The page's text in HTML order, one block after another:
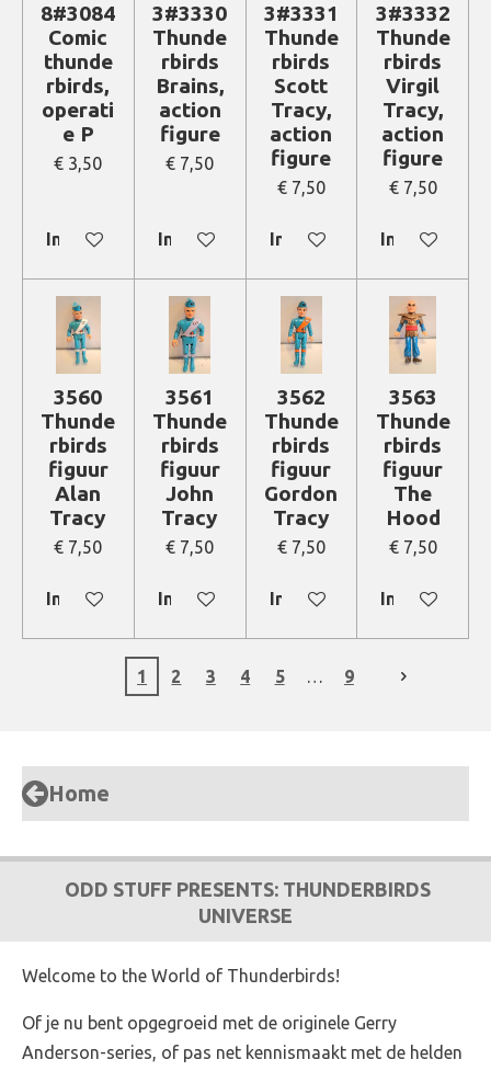
8#3084
Comic
thunde
rbirds,
operati
e P
€ 3,50
In winkelwagen
3#3330
Thunde
rbirds
Brains,
action
figure
€ 7,50
In winkelwagen
3#3331
Thunde
rbirds
Scott
Tracy,
action
figure
€ 7,50
In winkelwagen
3#3332
Thunde
rbirds
Virgil
Tracy,
action
figure
€ 7,50
In
3560
Thunde
rbirds
figuur
Alan
Tracy
€ 7,50
In winkelwagen
3561
Thunde
rbirds
figuur
John
Tracy
€ 7,50
In winkelwagen
3562
Thunde
rbirds
figuur
Gordon
Tracy
€ 7,50
In winkelwagen
3563
Thunde
rbirds
figuur
The
Hood
€ 7,50
In
1 2 3 4 5 9
Home
ODD STUFF PRESENTS: THUNDERBIRDS
UNIVERSE
Welcome to the World of Thunderbirds!
Of je nu bent opgegroeid met de originele Gerry
Anderson-series, of pas net kennismaakt met de helden